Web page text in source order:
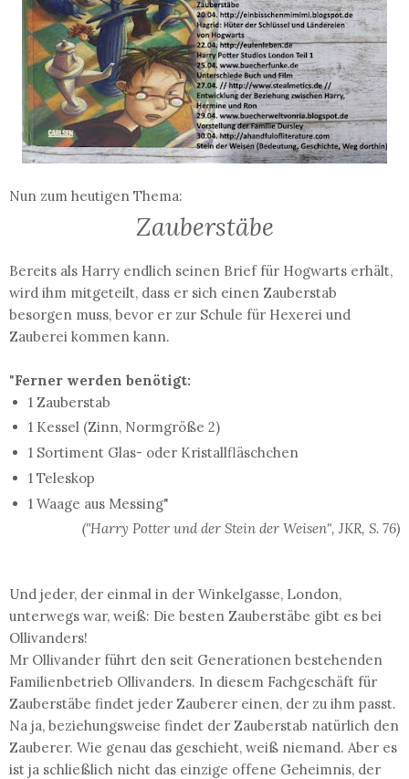
Nun zum heutigen Thema:
Zauberstäbe
Bereits als Harry endlich seinen Brief für Hogwarts erhält,
wird ihm mitgeteilt, dass er sich einen Zauberstab
besorgen muss, bevor er zur Schule für Hexerei und
Zauberei kommen kann.
"Ferner werden benötigt:
1 Zauberstab
1 Kessel (Zinn, Normgröße 2)
1 Sortiment Glas- oder Kristallfläschchen
1 Teleskop
1 Waage aus Messing"
("Harry Potter und der Stein der Weisen", JKR, S. 76)
Und jeder, der einmal in der Winkelgasse, London,
unterwegs war, weiß: Die besten Zauberstäbe gibt es bei
Ollivanders!
Mr Ollivander führt den seit Generationen bestehenden
Familienbetrieb Ollivanders. In diesem Fachgeschäft für
Zauberstäbe findet jeder Zauberer einen, der zu ihm passt.
Na ja, beziehungsweise findet der Zauberstab natürlich den
Zauberer. Wie genau das geschieht, weiß niemand. Aber es
ist ja schließlich nicht das einzige offene Geheimnis, der